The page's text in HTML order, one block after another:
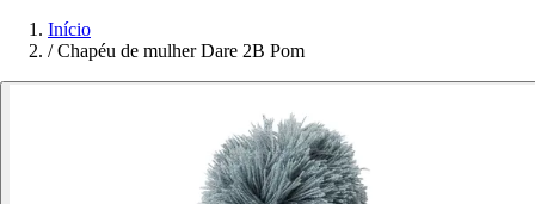
Início
/ Chapéu de mulher Dare 2B Pom